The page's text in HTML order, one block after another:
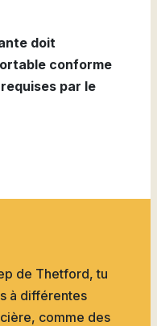
doit
conforme
par le
de Thetford, tu
à différentes
comme des